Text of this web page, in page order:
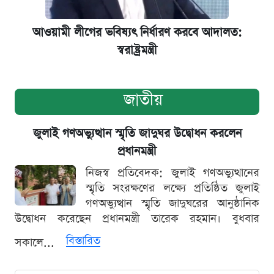
আওয়ামী লীগের ভবিষ্যৎ নির্ধারণ করবে আদালত:
স্বরাষ্ট্রমন্ত্রী
জাতীয়
জুলাই গণঅভ্যুত্থান স্মৃতি জাদুঘর উদ্বোধন করলেন
প্রধানমন্ত্রী
নিজস্ব প্রতিবেদক: জুলাই গণঅভ্যুত্থানের
স্মৃতি সংরক্ষণের লক্ষ্যে প্রতিষ্ঠিত জুলাই
গণঅভ্যুত্থান স্মৃতি জাদুঘরের আনুষ্ঠানিক
উদ্বোধন করেছেন প্রধানমন্ত্রী তারেক রহমান। বুধবার
সকালে...
বিস্তারিত